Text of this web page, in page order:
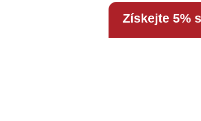
Získejte 5%